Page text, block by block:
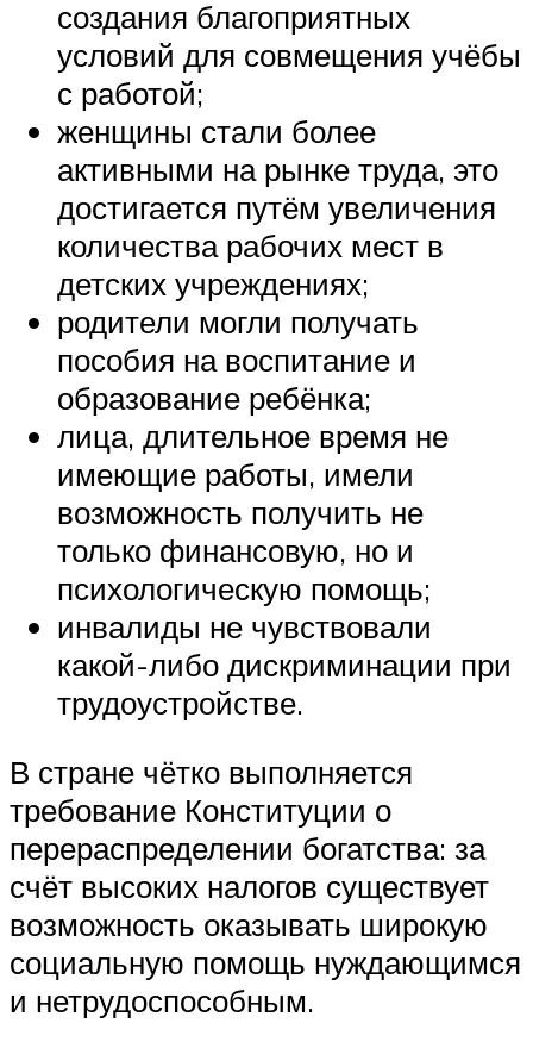
создания благоприятных
условий для совмещения учёбы
с работой;
женщины стали более
активными на рынке труда, это
достигается путём увеличения
количества рабочих мест в
детских учреждениях;
родители могли получать
пособия на воспитание и
образование ребёнка;
лица, длительное время не
имеющие работы, имели
возможность получить не
только финансовую, но и
психологическую помощь;
инвалиды не чувствовали
какой-либо дискриминации при
трудоустройстве.
В стране чётко выполняется
требование Конституции о
перераспределении богатства: за
счёт высоких налогов существует
возможность оказывать широкую
социальную помощь нуждающимся
и нетрудоспособным.